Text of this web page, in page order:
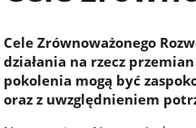
Cele Zrównoważonego
działania na rzecz
pokolenia mogą być
oraz z uwzględnieniem